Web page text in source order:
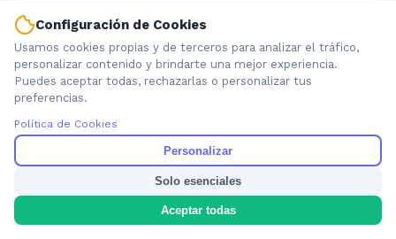
Nosotros
Privacidad
Términos
Política de Contenido
Configuración de Cookies
Usamos cookies propias y de terceros para analizar el tráfico,
personalizar contenido y brindarte una mejor experiencia.
Puedes aceptar todas, rechazarlas o personalizar tus
preferencias.
Política de Cookies
Personalizar
Solo esenciales
Aceptar todas